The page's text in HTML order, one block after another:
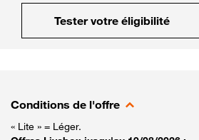
Tester votre éligibilité
Conditions de l'offre
« Lite » = Léger.